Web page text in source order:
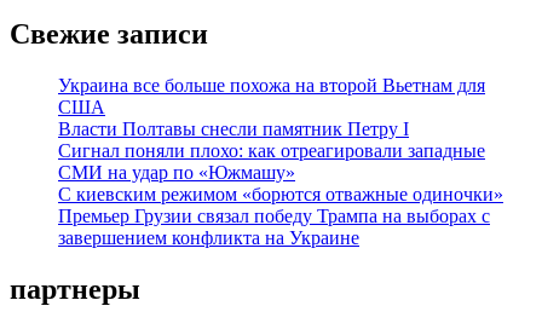
Свежие записи
Украина все больше похожа на второй Вьетнам для
США
Власти Полтавы снесли памятник Петру I
Сигнал поняли плохо: как отреагировали западные
СМИ на удар по «Южмашу»
С киевским режимом «борются отважные одиночки»
Премьер Грузии связал победу Трампа на выборах с
завершением конфликта на Украине
партнеры